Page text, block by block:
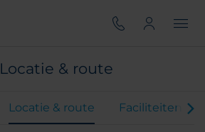
Locatie & route
Locatie & route Faciliteiten